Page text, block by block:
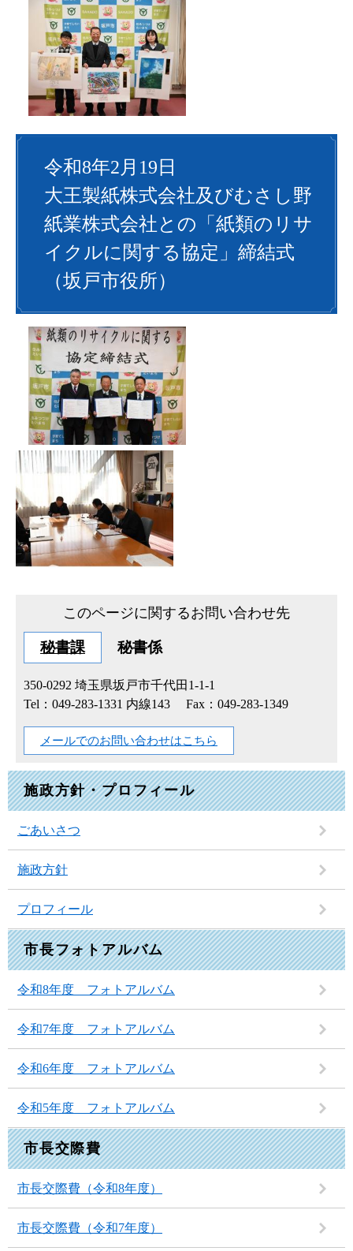
令和8年2月19日
大王製紙株式会社及びむさし野
紙業株式会社との「紙類のリサ
イクルに関する協定」締結式
（坂戸市役所）
このページに関するお問い合わせ先
秘書課 秘書係
350-0292 埼玉県坂戸市千代田1-1-1
Tel：049-283-1331 内線143
Fax：049-283-1349
メールでのお問い合わせはこちら
施政方針・プロフィール
ごあいさつ
施政方針
プロフィール
市長フォトアルバム
令和8年度 フォトアルバム
令和7年度 フォトアルバム
令和6年度 フォトアルバム
令和5年度 フォトアルバム
市長交際費
市長交際費（令和8年度）
市長交際費（令和7年度）